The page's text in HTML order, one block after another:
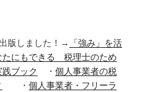
版しました！→
「強み」を活
たにもできる 税理士のため
ブック
・ 個人事業者の税
・ 個人事業者・フリーラ